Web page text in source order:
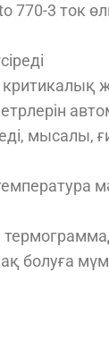
3 ток
болуға